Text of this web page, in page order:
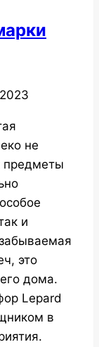
не
предметы
и
это
дома.
Lepard
в